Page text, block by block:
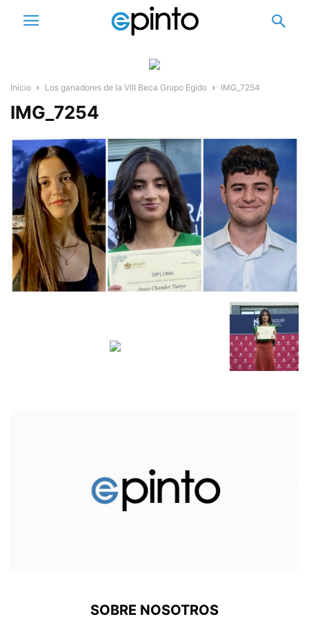
Inicio Los ganadores de la VIII Beca Grupo Egido IMG_7254
IMG_7254
SOBRE NOSOTROS